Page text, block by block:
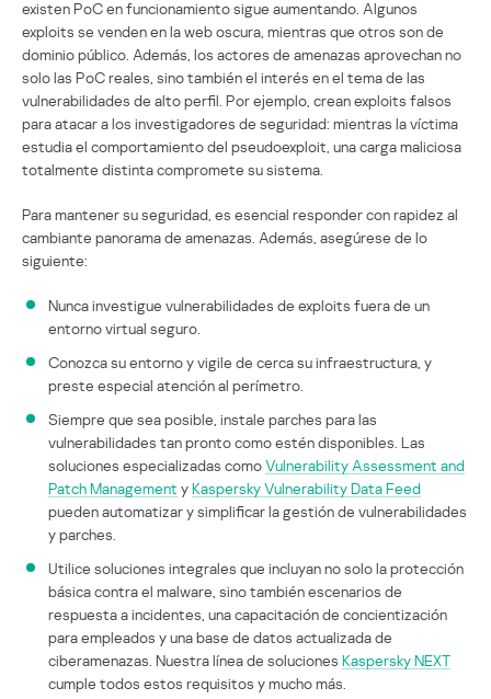
existen PoC en funcionamiento sigue aumentando. Algunos
exploits se venden en la web oscura, mientras que otros son de
dominio público. Además, los actores de amenazas aprovechan no
solo las PoC reales, sino también el interés en el tema de las
vulnerabilidades de alto perfil. Por ejemplo, crean exploits falsos
para atacar a los investigadores de seguridad: mientras la víctima
estudia el comportamiento del pseudoexploit, una carga maliciosa
totalmente distinta compromete su sistema.
Para mantener su seguridad, es esencial responder con rapidez al
cambiante panorama de amenazas. Además, asegúrese de lo
siguiente:
Nunca investigue vulnerabilidades de exploits fuera de un
entorno virtual seguro.
Conozca su entorno y vigile de cerca su infraestructura, y
preste especial atención al perímetro.
Siempre que sea posible, instale parches para las
vulnerabilidades tan pronto como estén disponibles. Las
soluciones especializadas comoVulnerability Assessment and
Patch Management yKaspersky Vulnerability Data Feed
pueden automatizar y simplificar la gestión de vulnerabilidades
y parches.
Utilice soluciones integrales que incluyan no solo la protección
básica contra el malware, sino también escenarios de
respuesta a incidentes, una capacitación de concientización
para empleados y una base de datos actualizada de
ciberamenazas. Nuestra línea de soluciones Kaspersky NEXT
cumple todos estos requisitos y mucho más.